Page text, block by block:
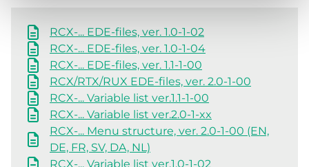
RCX-... EDE-files, ver. 1.0-1-02
RCX-... EDE-files, ver. 1.0-1-04
RCX-... EDE-files, ver. 1.1-1-00
RCX/RTX/RUX EDE-files, ver. 2.0-1-00
RCX-... Variable list ver.1.1-1-00
RCX-... Variable list ver.2.0-1-xx
RCX-... Menu structure, ver. 2.0-1-00 (EN,
DE, FR, SV, DA, NL)
RCX-... Variable list ver.1.0-1-02